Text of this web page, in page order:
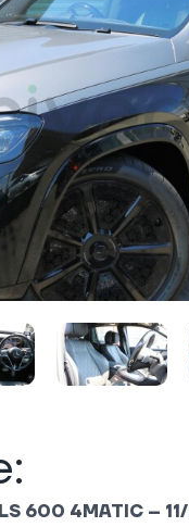
600 4MATIC –